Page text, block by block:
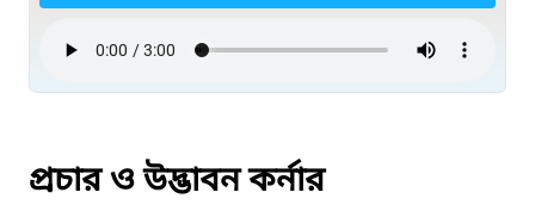
প্রচার ও উদ্ভাবন কর্নার